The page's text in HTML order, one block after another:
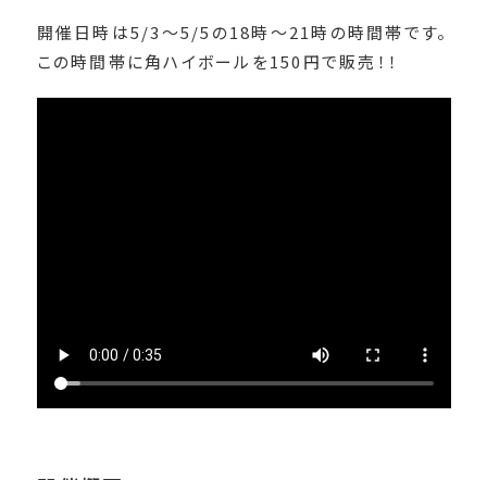
開催日時は5/3～5/5の18時～21時の時間帯です。
この時間帯に角ハイボールを150円で販売！！